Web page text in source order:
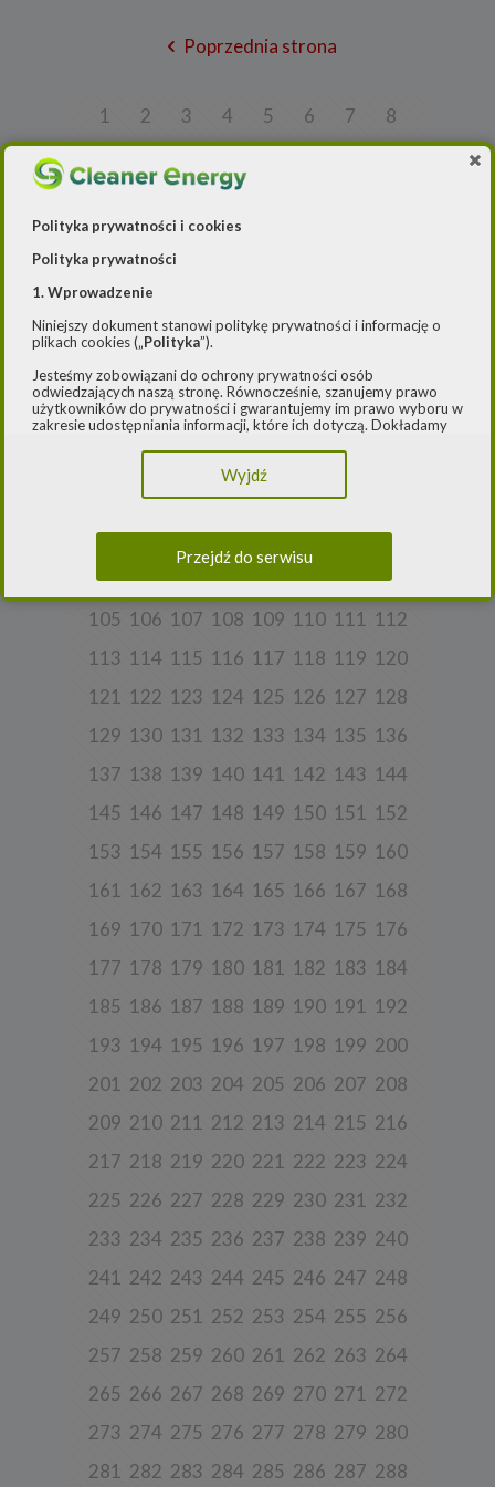
Poprzednia strona
1 2 3 4 5 6 7
8
19 20
25
26 27 28
33
34 35
49
50 51
57
58 59 60 61 62 63
64
65
66 67 68 69 70 71
72
76 77
82 83 84 85 86 87
89
96
97
98 99 100 101 102 103 104
105 106 107 108 109 110 111 112
113 114 115 116 117 118 119 120
121 122 123 124 125 126 127 128
129 130 131 132 133 134 135 136
137 138 139 140 141 142 143 144
145 146 147 148 149 150 151 152
153 154 155 156 157 158 159 160
161 162 163 164 165 166 167 168
169 170 171 172 173 174 175 176
177 178 179 180 181 182 183 184
185 186 187 188 189 190 191 192
193 194 195 196 197 198 199 200
201 202 203 204 205 206 207 208
209 210 211 212 213 214 215 216
217 218 219 220 221 222 223 224
225 226 227 228 229 230 231 232
233 234 235 236 237 238 239 240
241 242 243 244 245 246 247 248
249 250 251 252 253 254 255 256
257 258 259 260 261 262 263 264
265 266 267 268 269 270 271 272
273 274 275 276 277 278 279 280
281 282 283 284 285 286 287 288
Polityka prywatności i cookies
Polityka prywatności
1. Wprowadzenie
Niniejszy dokument stanowi politykę prywatności i informację o
plikach cookies („Polityka”).
Jesteśmy zobowiązani do ochrony prywatności osób
odwiedzających naszą stronę. Równocześnie, szanujemy prawo
użytkowników do prywatności i gwarantujemy im prawo wyboru w
zakresie udostępniania informacji, które ich dotyczą. Dokładamy
przepisami, w szczególności rozporządzeniem Parlamentu
Europejskiego i Rady (UE) 2016/979 z dnia 27 kwietnia 2016 r. w
10 maja 2018 roku o ochronie danych osobowych („
Niniejsza Polityka dotyczy przetwarzania danych osobowych,
odpowiedzialnością sp. k. z siedzibą w Warszawie, przy ul.
przedsiębiorców Krajowego Rejestru Sądowego, prowadzonego
przez Sąd Rejonowy dla m. st. Warszawy w Warszawie, XIII
KRS 0000770248, REGON 382497533, NIP 1132992861
sposobach przetwarzania danych osobowych użytkowników.
skontaktować się z nami:
a) pod adresem e-mail:rodo@cleanerenergy.pl
b) pisemnie na adres siedziby Spółki.
udostępniają w historii przeglądania stron i aplikacji w ramach
korzystania z naszych usług (wraz ze zautomatyzowaną analizą
założenia konta lub korzystania z usługi newslettera, tj. imię,
4. Cel i podstawa przetwarzania danych
Twoje dane będą przetwarzane do celu:
a) realizacji usługi w oparciu o regulamin korzystania z serwisu, jeśli
newslettera (podstawa z art. 6 ust. 1 lit. b RODO),
także wykrywania nadużyć oraz pomiarów statystycznych i
uzasadnionego interesu (podstawa z art. 6 ust. 1 lit. f RODO),
c) ewentualnego ustalenia, dochodzenia lub obrony przed
roszczeniami będącego realizacją naszego prawnie uzasadnionego
Wyjdź
Przejdź do serwisu